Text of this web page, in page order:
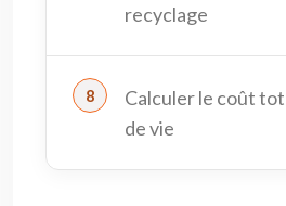
recyclage
Calculer le coût
de vie